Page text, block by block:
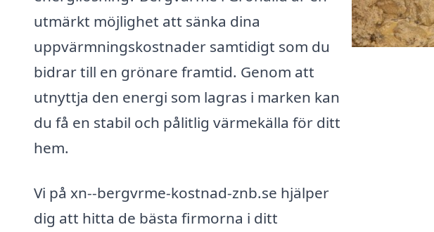
utmärkt möjlighet att sänka dina
uppvärmningskostnader samtidigt som du
bidrar till en grönare framtid. Genom att
utnyttja den energi som lagras i marken kan
du få en stabil och pålitlig värmekälla för ditt
hem.
Vi på xn--bergvrme-kostnad-znb.se hjälper
dig att hitta de bästa firmorna i ditt